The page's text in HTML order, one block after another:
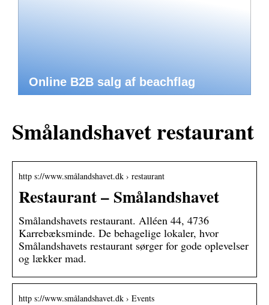
Online B2B salg af beachflag
Smålandshavet restaurant
http s://www.smålandshavet.dk › restaurant
Restaurant – Smålandshavet
Smålandshavets restaurant. Alléen 44, 4736
Karrebæksminde. De behagelige lokaler, hvor
Smålandshavets restaurant sørger for gode oplevelser
og lækker mad.
http s://www.smålandshavet.dk › Events